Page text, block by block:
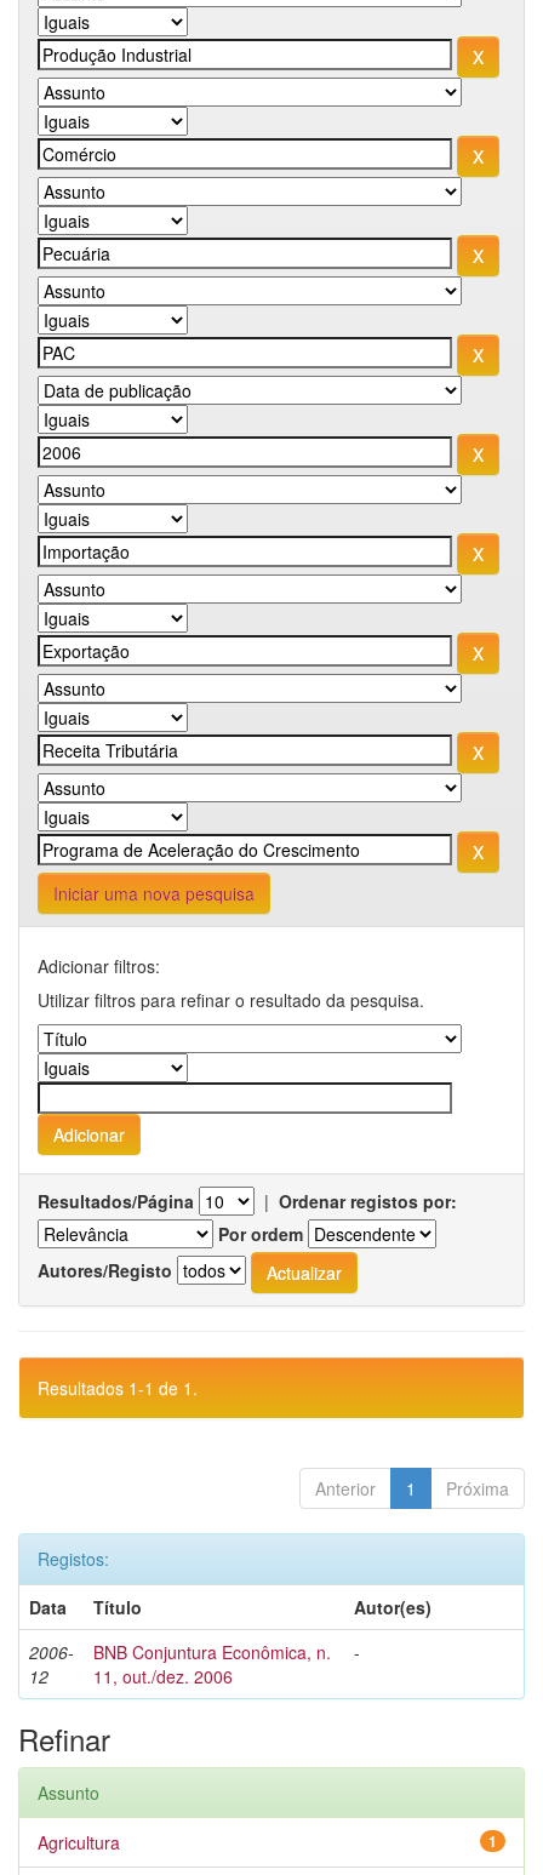
Iniciar uma nova pesquisa
Adicionar filtros:
Utilizar filtros para refinar o resultado da pesquisa.
Resultados/Página | Ordenar registos por:
Por ordem
Autores/Registo
Resultados 1-1 de 1.
Anterior 1 Próxima
Registos:
Data
Título
Autor(es)
2006-
12
BNB Conjuntura Econômica, n.
11, out./dez. 2006
-
Refinar
Assunto
1
Agricultura